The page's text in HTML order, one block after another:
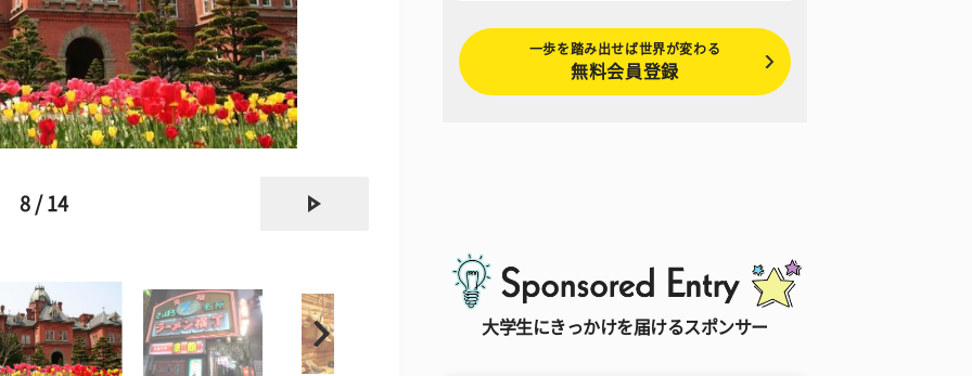
8 / 14
一歩を踏み出せば世界が変わる
無料会員登録
大学生にきっかけを届けるスポンサー